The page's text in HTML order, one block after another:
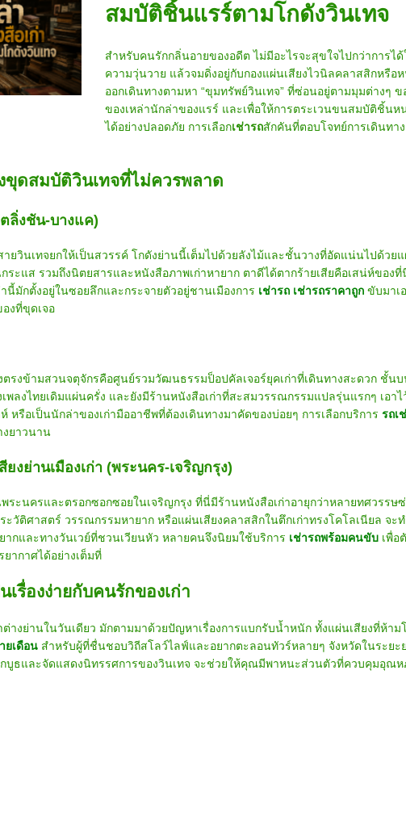
สมบัติชิ้นแรร์ตามโกดังวินเทจ
สำหรับคนรักกลิ่นอายของอดีต ไม่มีอะไรจะสุขใจไปกว่าการไ
ความวุ่นวาย แล้วจมดิ่งอยู่กับกองแผ่นเสียงไวนิลคลาสสิกหรือ
ออกเดินทางตามหา “ขุมทรัพย์วินเทจ” ที่ซ่อนอยู่ตามมุมต่างๆ
ของเหล่านักล่าของแรร์ และเพื่อให้การตระเวนขนสมบัติชิ้น
ได้อย่างปลอดภัย การเลือกเช่ารถสักคันที่ตอบโจทย์การเดินทา
ดสมบัติวินเทจที่ไม่ควรพลาด
ลิ่งชัน-บางแค)
วินเทจยกให้เป็นสวรรค์ โกดังย่านนี้เต็มไปด้วยลังไม้และชั้นวางที่อัดแน่นไปด้วยแ
ะแส รวมถึงนิตยสารและหนังสือภาพเก่าหายาก ตาดีได้ตากร้ายเสียคือเสน่ห์ของ
นี้มักตั้งอยู่ในซอยลึกและกระจายตัวอยู่ชานเมืองการ เช่ารถ เช่ารถราคาถูก ขับมาเ
งที่ขุดเจอ
ตรงข้ามสวนจตุจักรคือศูนย์รวมวัฒนธรรมป็อปคัลเจอร์ยุคเก่าที่เดินทางสะดวก ชั้น
พลงไทยเดิมแผ่นครั่ง และยังมีร้านหนังสือเก่าที่สะสมวรรณกรรมแปลรุ่นแรกๆ เอา
หรือเป็นนักล่าของเก่ามืออาชีพที่ต้องเดินทางมาคัดของบ่อยๆ การเลือกบริการรถเ
งยาวนาน
งย่านเมืองเก่า (พระนคร-เจริญกรุง)
ระนครและตรอกซอกซอยในเจริญกรุง ที่นี่มีร้านหนังสือเก่าอายุกว่าหลายทศวรรษ
ะวัติศาสตร์ วรรณกรรมหายาก หรือแผ่นเสียงคลาสสิกในตึกเก่าทรงโคโลเนียล จ
ากและทางวันเวย์ที่ชวนเวียนหัว หลายคนจึงนิยมใช้บริการ เช่ารถพร้อมคนขับ เพื่อ
ากาศได้อย่างเต็มที่
เรื่องง่ายกับคนรักของเก่า
างย่านในวันเดียว มักตามมาด้วยปัญหาเรื่องการแบกรับน้ำหนัก ทั้งแผ่นเสียงที่ห้า
ยเดือน สำหรับผู้ที่ชื่นชอบวิถีสโลว์ไลฟ์และอยากตะลอนทัวร์หลายๆ จังหวัดในระยะ
บูธและจัดแสดงนิทรรศการของวินเทจ จะช่วยให้คุณมีพาหนะส่วนตัวที่ควบคุมอุณ